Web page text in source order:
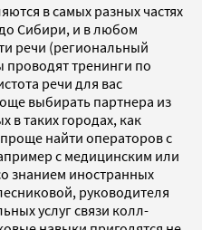
в самых разных частях
Сибири, и в любом
речи (региональный
проводят тренинги по
речи для вас
выбирать партнера из
в таких городах, как
найти операторов с
с медицинским или
знанием иностранных
руководителя
услуг связи колл-